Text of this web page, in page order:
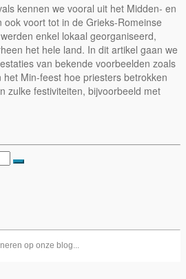
kennen we vooral uit het Midden- en
ook voort tot in de Grieks-Romeinse
enkel lokaal georganiseerd,
het hele land. In dit artikel gaan we
van bekende voorbeelden zoals
Min-feest hoe priesters betrokken
zulke festiviteiten, bijvoorbeeld met